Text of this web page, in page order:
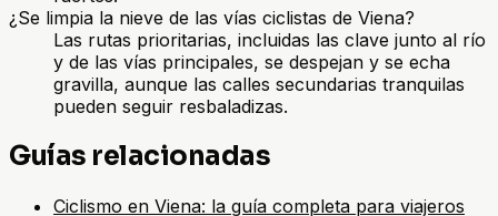
¿Se limpia la nieve de las vías ciclistas de Viena?
Las rutas prioritarias, incluidas las clave junto al río
y de las vías principales, se despejan y se echa
gravilla, aunque las calles secundarias tranquilas
pueden seguir resbaladizas.
Guías relacionadas
Ciclismo en Viena: la guía completa para viajeros